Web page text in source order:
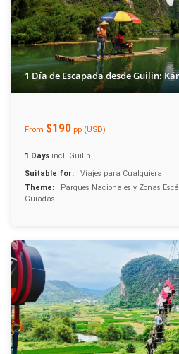
1 Día de Escapada desde Guilin:
From $190 pp (USD)
1 Days incl. Guilin
Suitable for:
Viajes para Cualquiera
Theme:
Parques Nacionales y Zonas
Guiadas